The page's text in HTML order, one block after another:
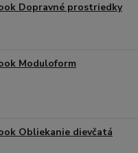
Dopravné prostriedky
Moduloform
Obliekanie dievčatá